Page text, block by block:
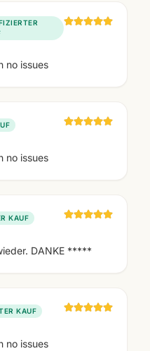
no issues
no issues
KAUF
DANKE *****
KAUF
no issues